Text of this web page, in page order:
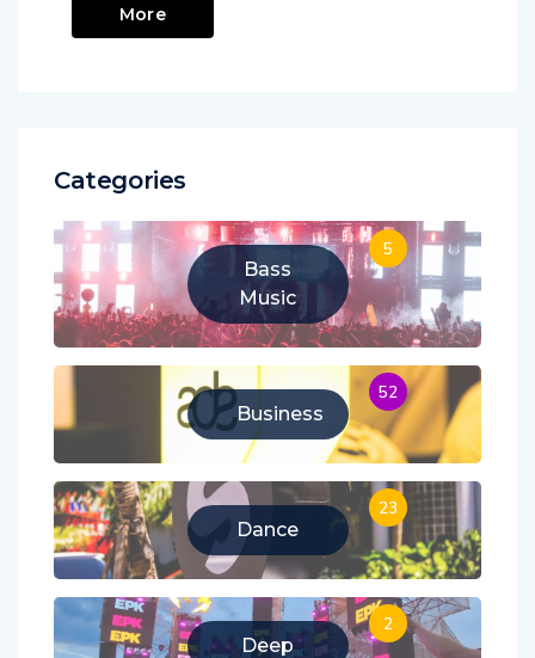
More
Categories
Bass
Music
5
Business
52
Dance
23
Deep
2